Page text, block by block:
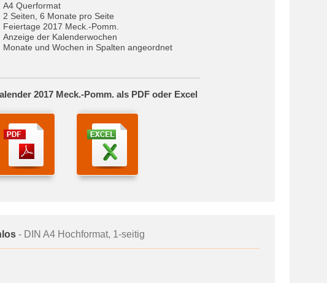
A4 Querformat
2 Seiten, 6 Monate pro Seite
Feiertage 2017 Meck.-Pomm.
Anzeige der Kalenderwochen
Monate und Wochen in Spalten angeordnet
2017 Meck.-Pomm. als PDF oder Excel
- DIN A4 Hochformat, 1-seitig